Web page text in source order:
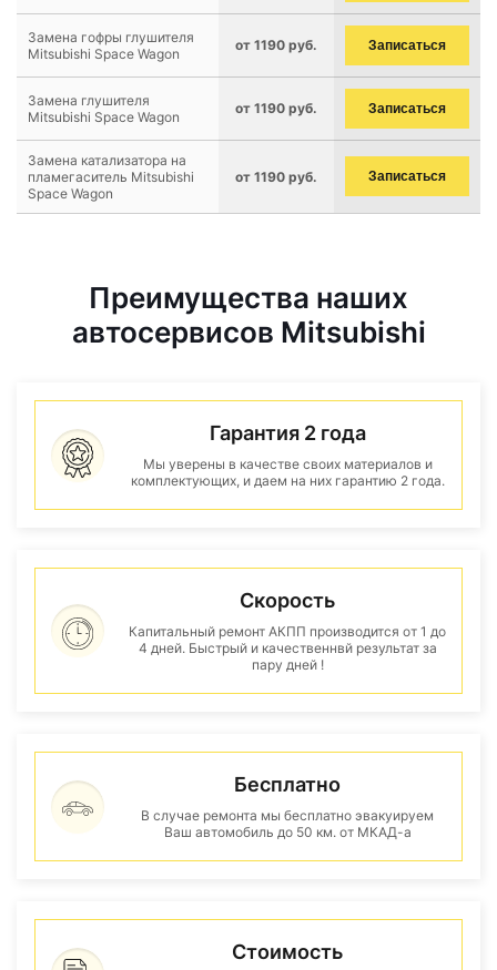
Замена гофры глушителя
Mitsubishi Space Wagon
от 1190 руб. Записаться
Замена глушителя
Mitsubishi Space Wagon
от 1190 руб. Записаться
Замена катализатора на
пламегаситель Mitsubishi
Space Wagon
от 1190 руб. Записаться
Преимущества наших
автосервисов Mitsubishi
Гарантия 2 года
Мы уверены в качестве своих материалов и
комплектующих, и даем на них гарантию 2 года.
Скорость
Капитальный ремонт АКПП производится от 1 до
4 дней. Быстрый и качественнвй результат за
пару дней !
Бесплатно
В случае ремонта мы бесплатно эвакуируем
Ваш автомобиль до 50 км. от МКАД-а
Стоимость